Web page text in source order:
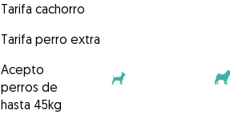
Tarifa cachorro
Tarifa perro extra
Acepto
perros de
hasta 45kg